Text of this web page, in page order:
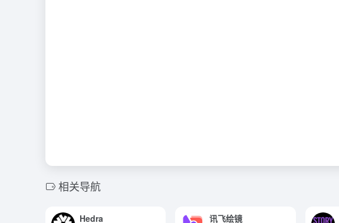
相关导航
Hedra 讯飞绘镜